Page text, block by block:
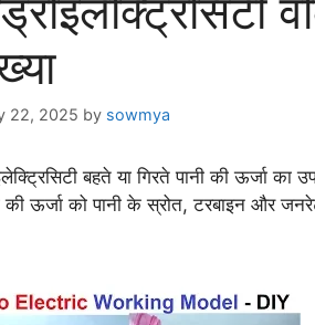
22, 2025 by sowmya
बहते या गिरते पानी की ऊर्जा
की ऊर्जा को पानी के स्रोत, टरबाइन और